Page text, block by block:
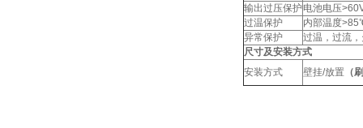
输出过压保护电池电压
过温保护
内部温度
异常保护
过温，过流
尺寸及安装方式
安装方式
壁挂/放置 （